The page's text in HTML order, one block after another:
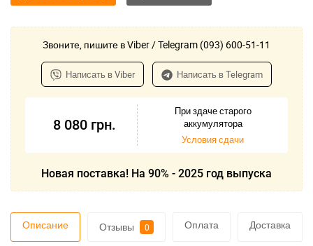
Звоните, пишите в Viber / Telegram (093) 600-51-11
Написать в Viber Написать в Telegram
8 080 грн.
При здаче старого
аккумулятора
Условия сдачи
Новая поставка! На 90% - 2025 год выпуска
Описание Отзывы 0 Оплата Доставка